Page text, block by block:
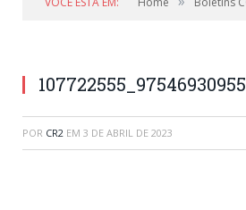
POR CR2 EM 3 DE ABRIL DE 2023